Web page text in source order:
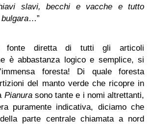
slavi, becchi e vacche e tutto
…”
fonte diretta di tutti gli articoli
è abbastanza logico e semplice, si
foresta! Di quale foresta
del manto verde che ricopre in
Pianurasono tante e i nomi altrettanti,
puramente indicativa, diciamo che
parte centrale chiamata a nord